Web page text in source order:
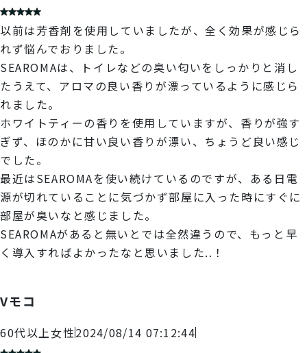
以前は芳香剤を使用していましたが、全く効果が感じら
れず悩んでおりました。
SEAROMAは、トイレなどの臭い匂いをしっかりと消し
たうえて、アロマの良い香りが漂っているように感じら
れました。
ホワイトティーの香りを使用していますが、香りが強す
ぎず、ほのかに甘い良い香りが漂い、ちょうど良い感じ
でした。
最近はSEAROMAを使い続けているのですが、ある日電
源が切れていることに気づかず部屋に入った時にすぐに
部屋が臭いなと感じました。
SEAROMAがあると無いとでは全然違うので、もっと早
く導入すればよかったなと思いました..！
Vモコ
60代以上女性2024/08/14 07:12:44